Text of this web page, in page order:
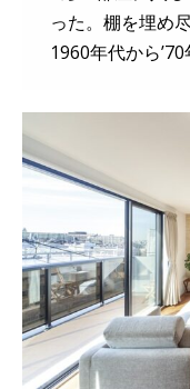
った。棚を埋め
1960年代から